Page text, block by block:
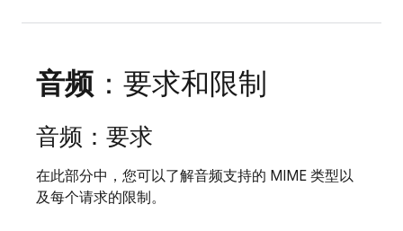
音频 ：要求和限制
音频：要求
在此部分中，您可以了解音频支持的 MIME 类型以
及每个请求的限制。